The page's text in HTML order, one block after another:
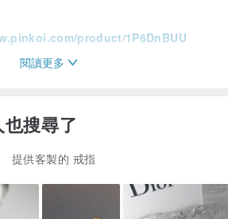
product/1P6DnBUU
閱讀更多
搜尋了
提供客製的 戒指